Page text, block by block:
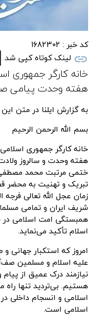
کد خبر : 1682302
لینک کوتاه کپی شد.
خانه کارگر جمهوری
هفته وحدت پیامی
به گزارش ایلنا در متن
بسم الله الرحمن الرحیم
خانه کارگر جمهوری
هفته وحدت و سالروز
ختمی مرتبت محمد
تبریک و تهنیت به
زمان عجل الله تعالی
شریف ایران و تمامی
همبستگی امت اسلامی در
اسلام تأکید می‌نماید.
امروز که استکبار جهانی
علیه اسلام و مسلمین
نیازمند درک عمیق از
هستیم. بی‌تردید تنها راه
اسلامی و انسجام داخلی
اسلامی است.